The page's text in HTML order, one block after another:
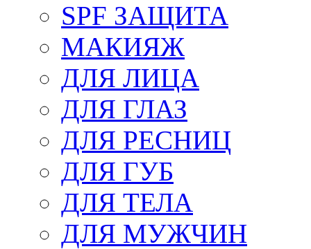
SPF ЗАЩИТА
МАКИЯЖ
ДЛЯ ЛИЦА
ДЛЯ ГЛАЗ
ДЛЯ РЕСНИЦ
ДЛЯ ГУБ
ДЛЯ ТЕЛА
ДЛЯ МУЖЧИН